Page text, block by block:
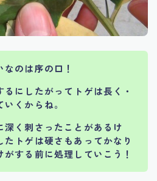
のは序の口！
るにしたがってトゲは長く・
くからね。
深く刺さったことがあるけ
たトゲは硬さもあってかなり
がする前に処理していこう！